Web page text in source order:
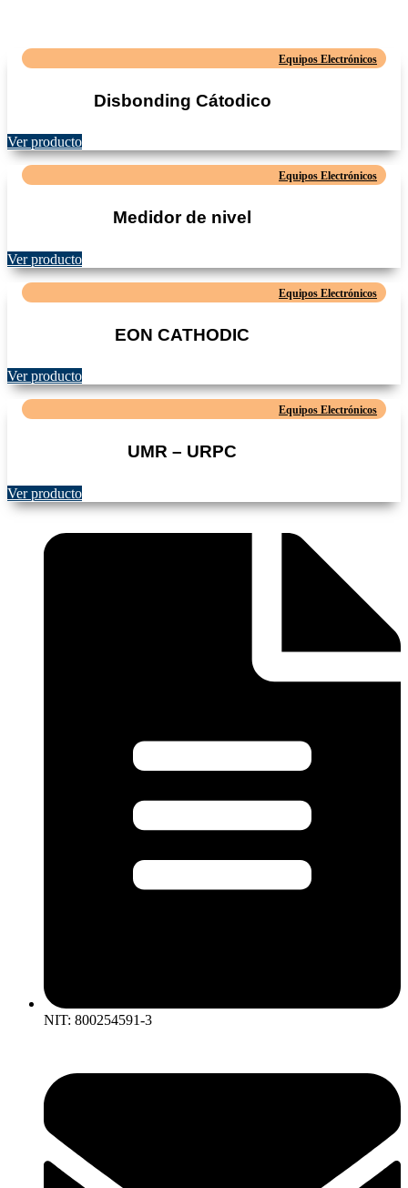
Equipos Electrónicos
Disbonding Cátodico
Ver producto
Equipos Electrónicos
Medidor de nivel
Ver producto
Equipos Electrónicos
EON CATHODIC
Ver producto
Equipos Electrónicos
UMR – URPC
Ver producto
NIT: 800254591-3